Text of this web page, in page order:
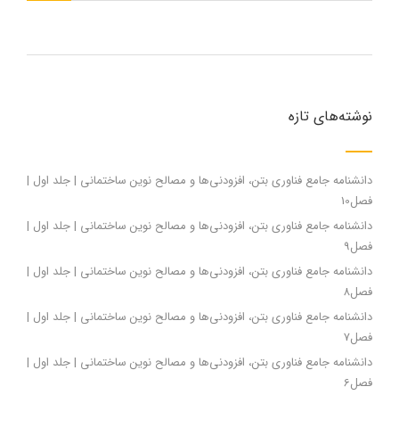
نوشته‌های تازه
دانشنامه جامع فناوری بتن، افزودنی‌ها و مصالح نوین ساختمانی | جلد اول |
فصل10
دانشنامه جامع فناوری بتن، افزودنی‌ها و مصالح نوین ساختمانی | جلد اول |
فصل9
دانشنامه جامع فناوری بتن، افزودنی‌ها و مصالح نوین ساختمانی | جلد اول |
فصل8
دانشنامه جامع فناوری بتن، افزودنی‌ها و مصالح نوین ساختمانی | جلد اول |
فصل7
دانشنامه جامع فناوری بتن، افزودنی‌ها و مصالح نوین ساختمانی | جلد اول |
فصل6